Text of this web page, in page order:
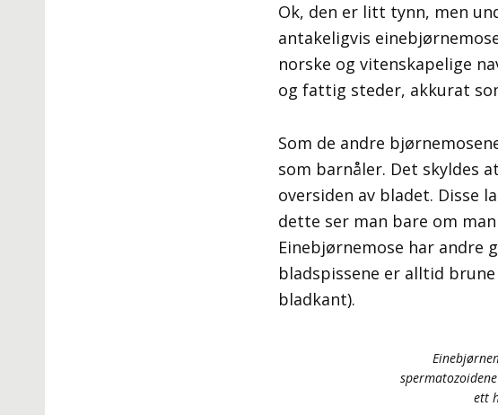
Ok, den er litt tynn, men
antakeligvis
norske og vitenskapelige
og fattig steder, akkurat
Som de andre
som barnåler. Det skyldes
oversiden av bladet. Disse
dette ser man bare om
Einebjørnemose har andre
bladspissene er alltid
bladkant).
ett